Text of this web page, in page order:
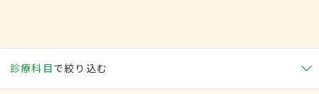
診療科目で絞り込む